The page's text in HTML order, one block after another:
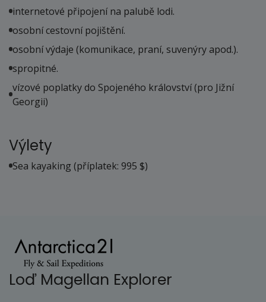
objednej
24.01. - 31.01.27
neděle - neděle
411 000 Kč
411 000 Kč
cena za 8 dní (7 nocí)
03.02. - 10.02.27
středa - středa
411 000 Kč
cena za 8 dní (7 nocí)
internetové připojení na palubě lodi.
osobní cestovní pojištění.
osobní výdaje (komunikace, praní, suvenýry apod.).
spropitné.
vízové poplatky do Spojeného království (pro Jižní
Georgii)
Výlety
Sea kayaking (příplatek: 995 $)
Loď Magellan Explorer